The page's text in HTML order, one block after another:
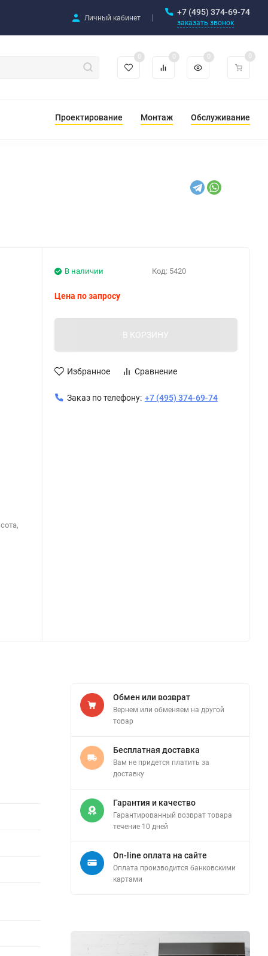
Личный кабинет
+7 (495) 374-69-74
заказать звонок
0 0 0 0
Проектирование Монтаж Обслуживание
Код: 5420
В наличии
Цена по запросу
В КОРЗИНУ
Избранное Сравнение
Заказ по телефону: +7 (495) 374-69-74
Обмен или возврат
Вернем или обменяем на другой
товар
Бесплатная доставка
Вам не придется платить за
доставку
Гарантия и качество
Гарантированный возврат товара
течение 10 дней
On-line оплата на сайте
Оплата производится банковскими
картами